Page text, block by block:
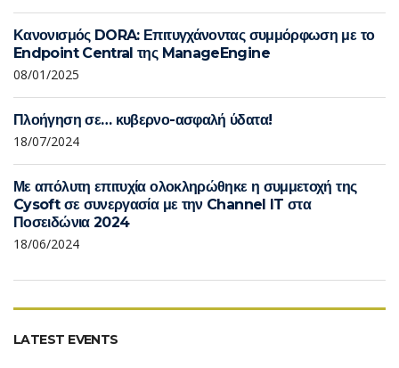
Κανονισμός DORA: Επιτυγχάνοντας συμμόρφωση με το
Endpoint Central της ManageEngine
08/01/2025
Πλοήγηση σε… κυβερνο-ασφαλή ύδατα!
18/07/2024
Με απόλυτη επιτυχία ολοκληρώθηκε η συμμετοχή της
Cysoft σε συνεργασία με την Channel IT στα
Ποσειδώνια 2024
18/06/2024
LATEST EVENTS